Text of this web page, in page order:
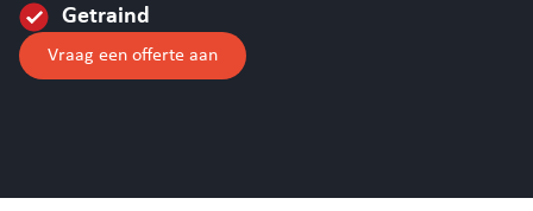
Getraind
Vraag een offerte aan